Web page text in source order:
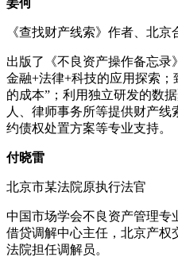
姜何
《查找财产线索》作者、北
出版了《不良资产操作备忘
金融+法律+科技的应用探索；
的成本”；利用独立研发的数
人、律师事务所等提供财产
约债权处置方案等专业支持。
付晓雷
北京市某法院原执行法官
中国市场学会不良资产管理专
借贷调解中心主任，北京产权
法院担任调解员。